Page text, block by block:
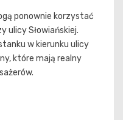
ponownie korzystać
ulicy Słowiańskiej.
w kierunku ulicy
które mają realny